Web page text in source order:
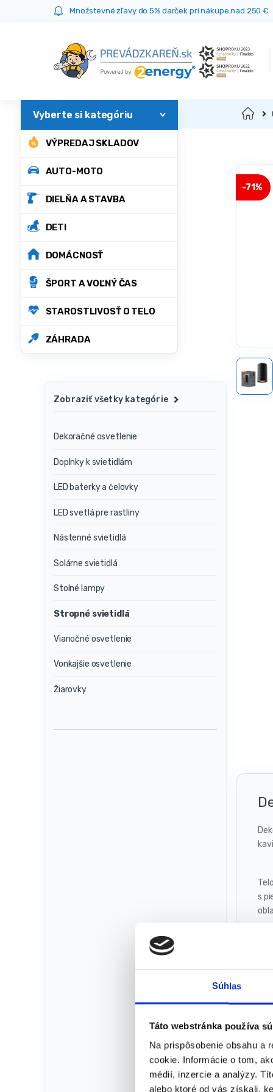
Súhlas
Táto webstránka používa
Na prispôsobenie obsahu a
cookie. Informácie o tom,
médií, inzercie a analýzy.
alebo ktoré od vás získali,
Množstevné zľavy do 5% darček pri nákupe nad 250 €
VÝPREDAJ SKLADOV
AUTO-MOTO
DIELŇA A STAVBA
DETI
DOMÁCNOSŤ
ŠPORT A VOĽNÝ ČAS
STAROSTLIVOSŤ O TELO
ZÁHRADA
Domov
-71%
s
Zobraziť všetky kategórie
Dekoračné osvetlenie
Doplnky k svietidlám
LED baterky a čelovky
LED svetlá pre rastliny
Nástenné svietidlá
Solárne svietidlá
Stolné lampy
Stropné svietidlá
Vianočné osvetlenie
Vonkajšie osvetlenie
Žiarovky